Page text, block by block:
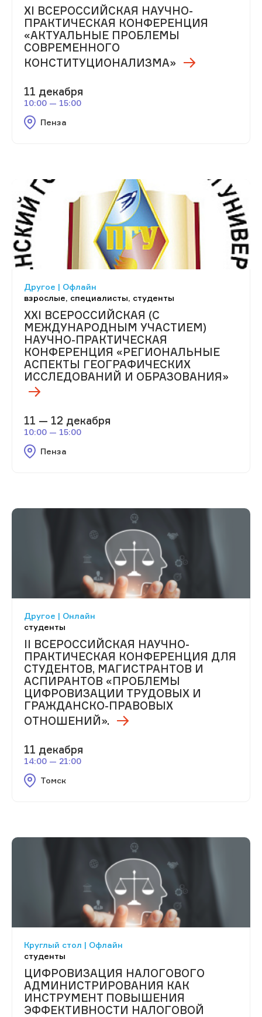
XI ВСЕРОССИЙСКАЯ НАУЧНО-
ПРАКТИЧЕСКАЯ КОНФЕРЕНЦИЯ
«АКТУАЛЬНЫЕ ПРОБЛЕМЫ
СОВРЕМЕННОГО
КОНСТИТУЦИОНАЛИЗМА»
11 декабря
10:00 — 15:00
Пенза
Другое | Офлайн
взрослые, специалисты, студенты
XXI ВСЕРОССИЙСКАЯ (С
МЕЖДУНАРОДНЫМ УЧАСТИЕМ)
НАУЧНО-ПРАКТИЧЕСКАЯ
КОНФЕРЕНЦИЯ «РЕГИОНАЛЬНЫЕ
АСПЕКТЫ ГЕОГРАФИЧЕСКИХ
ИССЛЕДОВАНИЙ И ОБРАЗОВАНИЯ»
11 — 12 декабря
10:00 — 15:00
Пенза
Другое | Онлайн
студенты
II ВСЕРОССИЙСКАЯ НАУЧНО-
ПРАКТИЧЕСКАЯ КОНФЕРЕНЦИЯ ДЛЯ
СТУДЕНТОВ, МАГИСТРАНТОВ И
АСПИРАНТОВ «ПРОБЛЕМЫ
ЦИФРОВИЗАЦИИ ТРУДОВЫХ И
ГРАЖДАНСКО-ПРАВОВЫХ
ОТНОШЕНИЙ».
11 декабря
14:00 — 21:00
Томск
Круглый стол | Офлайн
студенты
ЦИФРОВИЗАЦИЯ НАЛОГОВОГО
АДМИНИСТРИРОВАНИЯ КАК
ИНСТРУМЕНТ ПОВЫШЕНИЯ
ЭФФЕКТИВНОСТИ НАЛОГОВОЙ